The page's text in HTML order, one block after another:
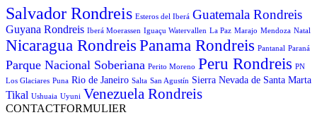
Salvador Rondreis Esteros del Iberá Guatemala Rondreis
Guyana Rondreis Iberá Moerassen Iguaçu Watervallen La Paz Marajo Mendoza Natal
Nicaragua Rondreis Panama Rondreis Pantanal Paraná
Parque Nacional Soberiana Perito Moreno Peru Rondreis PN
Los Glaciares Puna Rio de Janeiro Salta San Agustín Sierra Nevada de Santa Marta
Tikal Ushuaia Uyuni Venezuela Rondreis
CONTACTFORMULIER